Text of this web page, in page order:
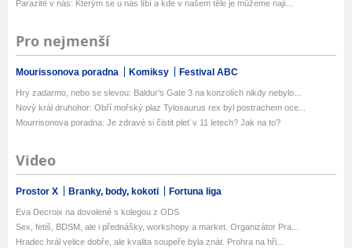
Parazité v nás: Kterým se u nás líbí a kde v našem těle je můžeme nají...
Pro nejmenší
Mourissonova poradna Komiksy Festival ABC
Hry zadarmo, nebo se slevou: Baldur's Gate 3 na konzolích nikdy nebylo...
Nový král druhohor: Obří mořský plaz Tylosaurus rex byl postrachem oce...
Mourrisonova poradna: Je zdravé si čistit pleť v 11 letech? Jak na to?
Video
Prostor X Branky, body, kokoti Fortuna liga
Eva Decroix na dovolené s kolegou z ODS
Sex, fetiš, BDSM, ale i přednášky, workshopy a market. Organizátor Pra...
Hradec hrál velice dobře, ale kvalita soupeře byla znát. Prohra na hři...